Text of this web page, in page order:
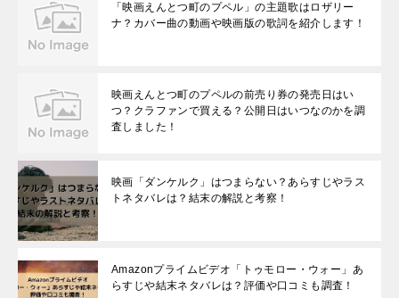
「映画えんとつ町のプペル」の主題歌はロザリー
ナ？カバー曲の動画や映画版の歌詞を紹介します！
映画えんとつ町のプペルの前売り券の発売日はい
つ？クラファンで買える？公開日はいつなのかを調
査しました！
映画「ダンケルク」はつまらない？あらすじやラス
トネタバレは？結末の解説と考察！
Amazonプライムビデオ「トゥモロー・ウォー」あ
らすじや結末ネタバレは？評価や口コミも調査！